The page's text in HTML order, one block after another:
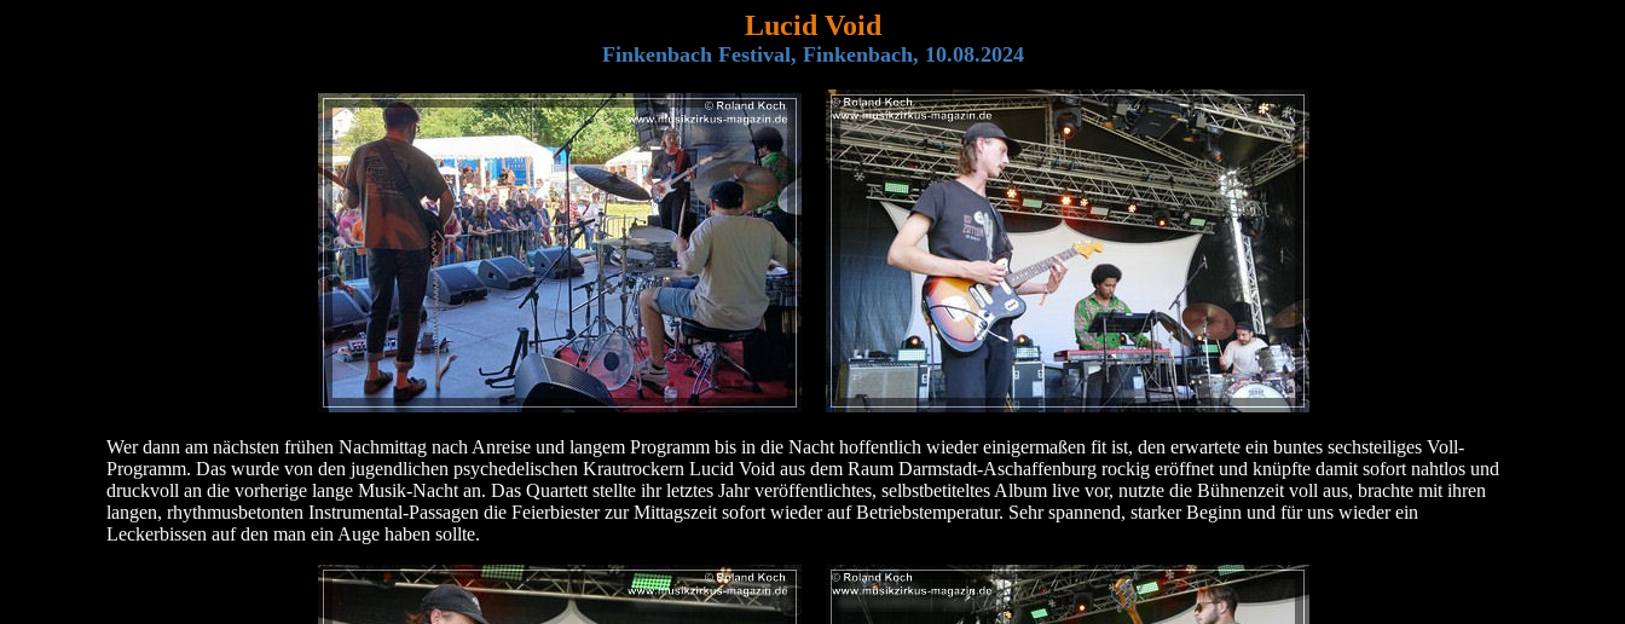
Lucid Void
Finkenbach Festival, Finkenbach, 10.08.2024
Wer dann am nächsten frühen Nachmittag nach Anreise und langem Programm bis in die Nacht hoffentlich wieder einigermaßen fit ist, den erwartete ein buntes sechsteiliges Voll-
Programm. Das wurde von den jugendlichen psychedelischen Krautrockern Lucid Void aus dem Raum Darmstadt-Aschaffenburg rockig eröffnet und knüpfte damit sofort nahtlos und
druckvoll an die vorherige lange Musik-Nacht an. Das Quartett stellte ihr letztes Jahr veröffentlichtes, selbstbetiteltes Album live vor, nutzte die Bühnenzeit voll aus, brachte mit ihren
langen, rhythmusbetonten Instrumental-Passagen die Feierbiester zur Mittagszeit sofort wieder auf Betriebstemperatur. Sehr spannend, starker Beginn und für uns wieder ein
Leckerbissen auf den man ein Auge haben sollte.